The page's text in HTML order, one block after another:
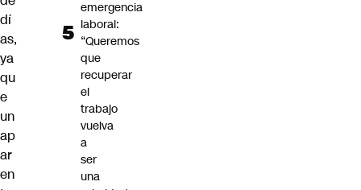
dí
as,
ya
qu
e
un
ap
ar
en
emergencia
laboral:
“Queremos
que
recuperar
el
trabajo
vuelva
a
ser
una